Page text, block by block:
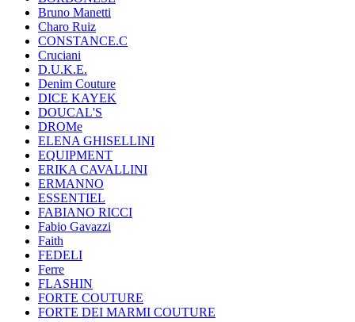
Bruno Manetti
Charo Ruiz
CONSTANCE.C
Cruciani
D.U.K.E.
Denim Couture
DICE KAYEK
DOUCAL'S
DROMe
ELENA GHISELLINI
EQUIPMENT
ERIKA CAVALLINI
ERMANNO
ESSENTIEL
FABIANO RICCI
Fabio Gavazzi
Faith
FEDELI
Ferre
FLASHIN
FORTE COUTURE
FORTE DEI MARMI COUTURE